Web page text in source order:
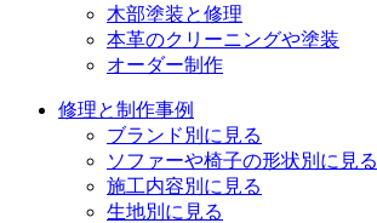
木部塗装と修理
本革のクリーニングや塗装
オーダー制作
修理と制作事例
ブランド別に見る
ソファーや椅子の形状別に見る
施工内容別に見る
生地別に見る